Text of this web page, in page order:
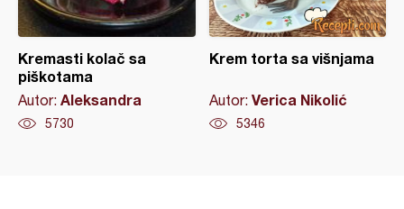
Kremasti kolač sa
piškotama
Autor: Aleksandra
5730
Krem torta sa višnjama
Autor: Verica Nikolić
5346